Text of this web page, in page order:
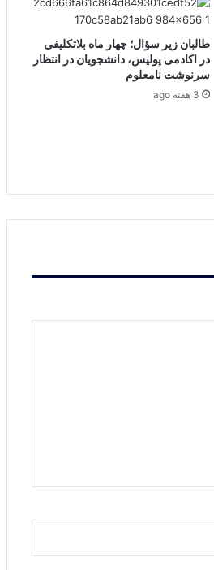
طالبان زیر سؤال؛ چهار ماه بلاتکلیفی
در اکادمی پولیس، دانشجویان در انتظار
سرنوشت نامعلوم
3 هفته ago